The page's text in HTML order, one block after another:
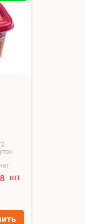
8 шт.